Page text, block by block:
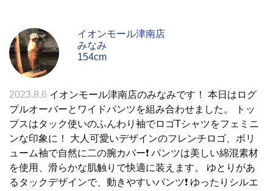
イオンモール津南店
みなみ
154cm
2023.8.6 イオンモール津南店のみなみです！ 本日はログ
プルオーバーとワイドパンツを組み合わせました。 トッ
プスはタック使いのふんわり袖でロゴTシャツをフェミニ
ンな印象に！ 大人可愛いデザインのフレンチロゴ、ボリ
ューム袖で自然に二の腕カバー❗️ パンツは美しい綿混素材
を使用、滑らかな肌触りで快適に装えます。 ゆとりがあ
るタックデザインで、動きやすいパンツ❗️ ゆったりシルエ